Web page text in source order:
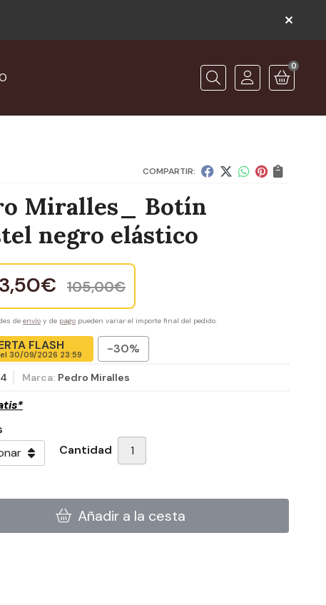
Buscar
0
COMPARTIR:
Miralles_ Botín
negro elástico
€ 105,00€
de envío y de pago pueden variar el importe final del pedido.
FLASH
30/09/2026 23:59 -30%
Marca: Pedro Miralles
Cantidad
Añadir a la cesta